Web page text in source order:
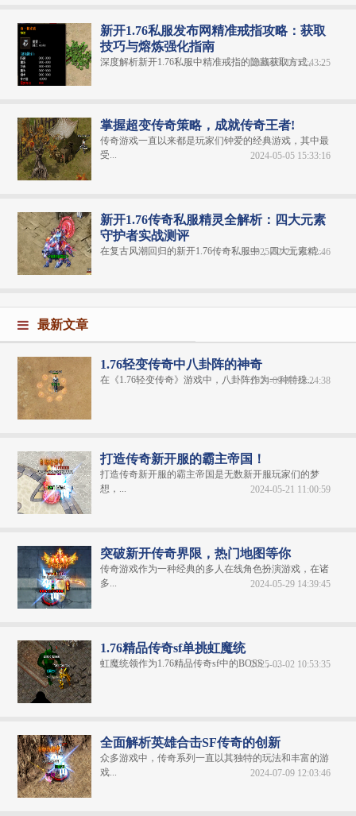
新开1.76私服发布网精准戒指攻略：获取
技巧与熔炼强化指南
深度解析新开1.76私服中精准戒指的隐藏获取方式、...
2025-03-16 12:43:25
掌握超变传奇策略，成就传奇王者!
传奇游戏一直以来都是玩家们钟爱的经典游戏，其中最
受...
2024-05-05 15:33:16
新开1.76传奇私服精灵全解析：四大元素
守护者实战测评
在复古风潮回归的新开1.76传奇私服中，四大元素精...
2025-02-21 12:42:46
最新文章
1.76轻变传奇中八卦阵的神奇
在《1.76轻变传奇​》游戏中，八卦阵作为一种特殊...
2024-09-03 12:24:38
打造传奇新开服的霸主帝国！
打造传奇新开服的霸主帝国是无数新开服玩家们的梦
想，...
2024-05-21 11:00:59
突破新开传奇界限，热门地图等你
传奇游戏作为一种经典的多人在线角色扮演游戏，在诸
多...
2024-05-29 14:39:45
1.76精品传奇sf单挑虹魔统
虹魔统领作为1.76精品传奇sf中的BOSS，...2025-03-02 10:53:35
全面解析英雄合击SF传奇的创新
众多游戏中，传奇系列一直以其独特的玩法和丰富的游
戏...
2024-07-09 12:03:46